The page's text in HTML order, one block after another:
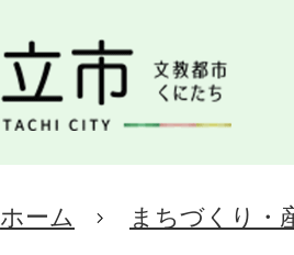
ホーム まちづくり・